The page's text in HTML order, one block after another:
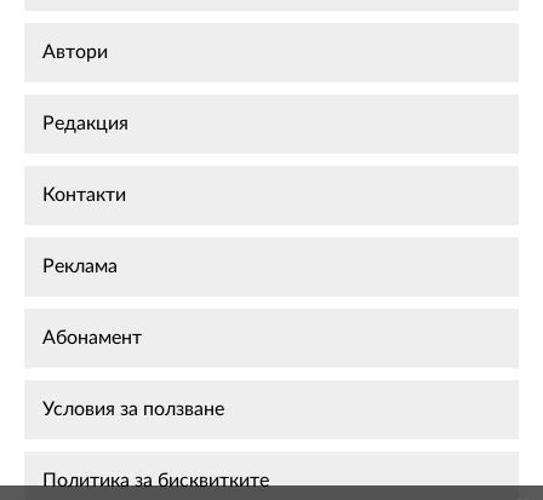
Автори
Редакция
Контакти
Реклама
Абонамент
Условия за ползване
Политика за бисквитките